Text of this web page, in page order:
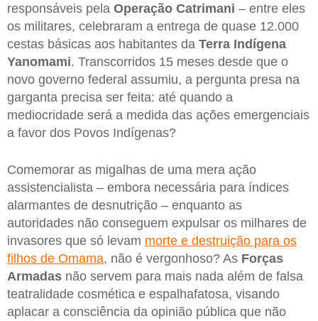
responsáveis pela Operação Catrimani – entre eles
os militares, celebraram a entrega de quase 12.000
cestas básicas aos habitantes da Terra Indígena
Yanomami. Transcorridos 15 meses desde que o
novo governo federal assumiu, a pergunta presa na
garganta precisa ser feita: até quando a
mediocridade será a medida das ações emergenciais
a favor dos Povos Indígenas?
Comemorar as migalhas de uma mera ação
assistencialista – embora necessária para índices
alarmantes de desnutrição – enquanto as
autoridades não conseguem expulsar os milhares de
invasores que só levam morte e destruição para os
filhos de Omama, não é vergonhoso? As Forças
Armadas não servem para mais nada além de falsa
teatralidade cosmética e espalhafatosa, visando
aplacar a consciência da opinião pública que não